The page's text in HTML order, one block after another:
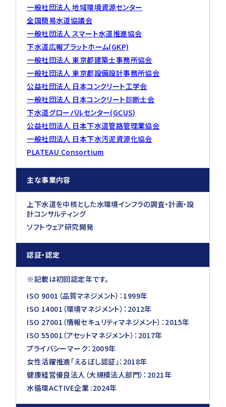
一般社団法人 地域環境資源センター
全国簡易水道協議会
一般社団法人 スマート水道推進協会
下水道広報プラットホーム(GKP)
一般社団法人 東京都建築士事務所協会
一般社団法人 東京都設備設計事務所協会
公益社団法人 日本コンクリート工学会
一般社団法人 日本コンクリート診断士会
下水道グローバルセンター(GCUS)
公益社団法人 日本下水道管路管理業協会
一般社団法人 日本下水汚泥資源化協会
PLATEAU Consortium
主な事業内容
上下水道を中核とした水環境インフラの調査・計画・設
計コンサルティング
ソフトウェア研究開発
認証・認定
※記載は初回認定年です。
ISO 9001（品質マネジメント）：1999年
ISO 14001（環境マネジメント）：2012年
ISO 27001（情報セキュリティマネジメント）：2015年
ISO 55001（アセットマネジメント）：2017年
プライバシーマーク：2009年
女性活躍推進「えるぼし認証」：2018年
健康経営優良法人（大規模法人部門）：2021年
水循環ACTIVE企業 :2024年